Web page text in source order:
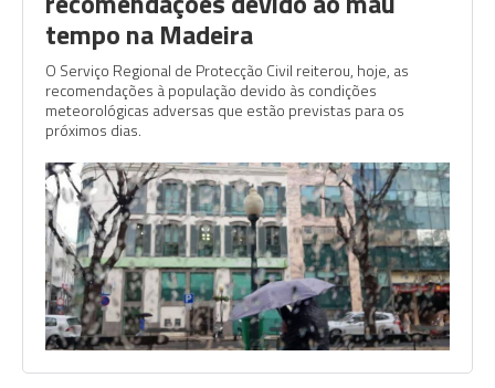
tempo na Madeira
O Serviço Regional de Protecção Civil reiterou, hoje, as
recomendações à população devido às condições
meteorológicas adversas que estão previstas para os
próximos dias.